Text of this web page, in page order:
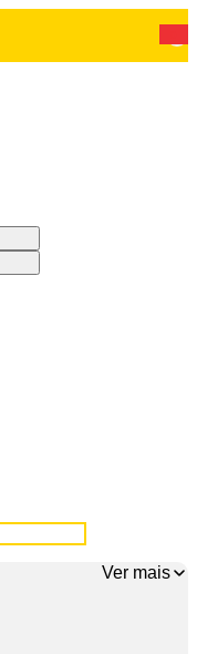
Ver mais